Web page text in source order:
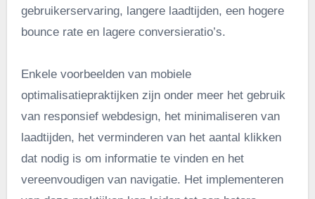
gebruikerservaring, langere laadtijden, een hogere
bounce rate en lagere conversieratio’s.
Enkele voorbeelden van mobiele
optimalisatiepraktijken zijn onder meer het gebruik
van responsief webdesign, het minimaliseren van
laadtijden, het verminderen van het aantal klikken
dat nodig is om informatie te vinden en het
vereenvoudigen van navigatie. Het implementeren